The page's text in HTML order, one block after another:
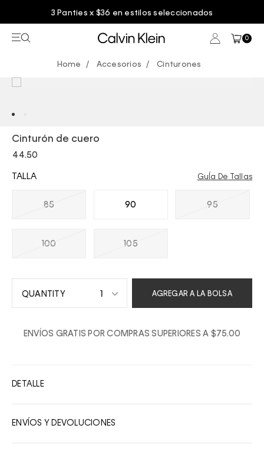
3 Panties x $36 en estilos seleccionados
0
Accesorios Cinturones
Cinturón de cuero
44.50
TALLA
85 90 95
100 105
GuÍa De Tallas
1
2
AGREGAR A LA BOLSA
ENVÍOS GRATIS POR COMPRAS SUPERIORES A $75.00
DETALLE
ENVÍOS Y DEVOLUCIONES